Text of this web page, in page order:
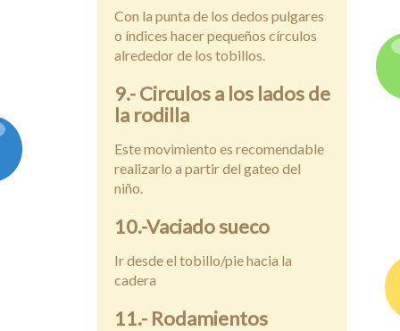
Con la punta de los dedos pulgares
o índices hacer pequeños círculos
alrededor de los tobillos.
9.- Circulos a los lados de
la rodilla
Este movimiento es recomendable
realizarlo a partir del gateo del
niño.
10.-Vaciado sueco
Ir desde el tobillo/pie hacia la
cadera
11.- Rodamientos